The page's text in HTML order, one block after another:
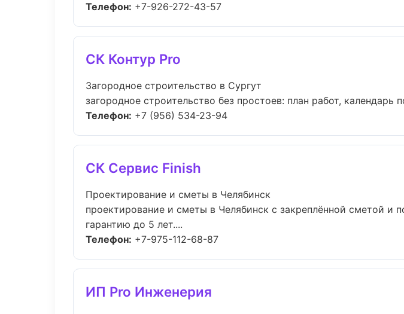
Телефон: +7-926-272-43-57
СК Контур Pro
Загородное строительство в Сургут
загородное строительство без простоев: план работ, календарь
Телефон: +7 (956) 534-23-94
СК Сервис Finish
Проектирование и сметы в Челябинск
проектирование и сметы в Челябинск с закреплённой сметой и
гарантию до 5 лет....
Телефон: +7-975-112-68-87
ИП Pro Инженерия